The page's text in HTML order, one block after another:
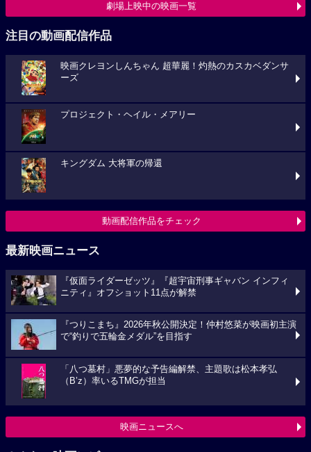
劇場上映中の映画一覧
注目の動画配信作品
映画クレヨンしんちゃん 超華麗！灼熱のカスカベダンサ
ーズ
プロジェクト・ヘイル・メアリー
キングダム 大将軍の帰還
動画配信作品をチェック
最新映画ニュース
『仮面ライダーゼッツ』『超宇宙刑事ギャバン インフィ
ニティ』オフショット11点が解禁
『つりこまち』2026年秋公開決定！仲村悠菜が映画初主演
で“釣りで五輪金メダル”を目指す
「八つ墓村」悪夢的な予告編解禁、主題歌は松本孝弘
（B’z）率いるTMGが担当
映画ニュースへ